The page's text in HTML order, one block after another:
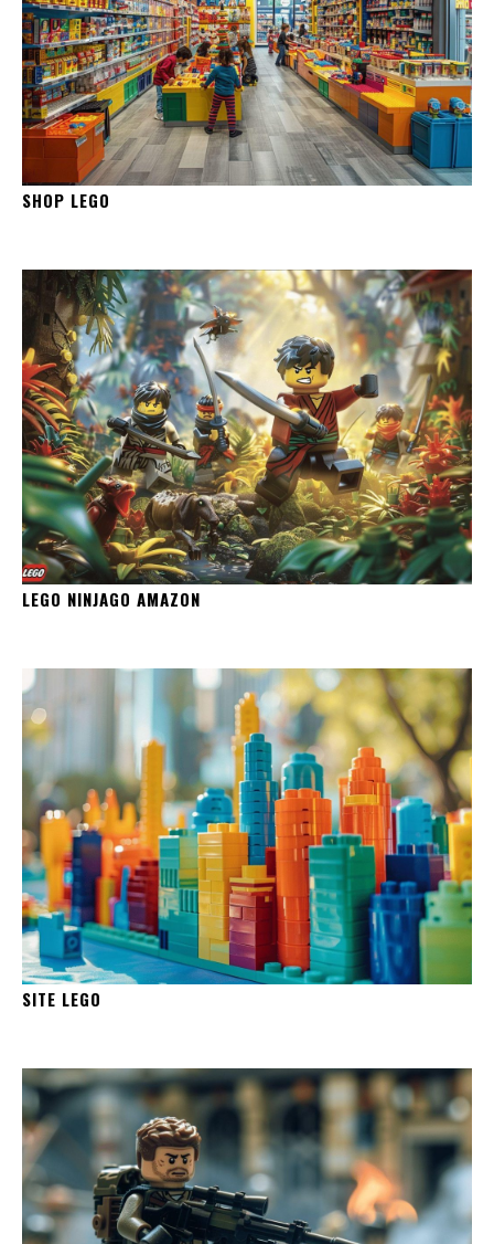
SHOP LEGO
LEGO NINJAGO AMAZON
SITE LEGO